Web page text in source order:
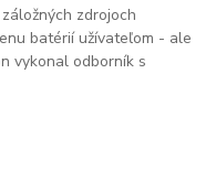
zdrojoch
batérií užívateľom - ale
vykonal odborník s